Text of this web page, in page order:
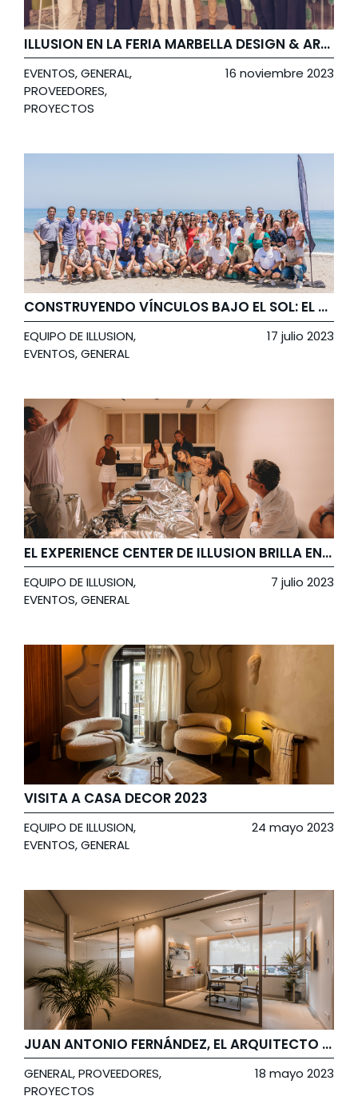
ILLUSION EN LA FERIA MARBELLA DESIGN & ART 2023: PROMOVIENDO SOSTENIBILIDAD Y BIENESTAR EN EL MERCADO DE LUJO
EVENTOS,GENERAL,
PROVEEDORES,
PROYECTOS
16 noviembre 2023
CONSTRUYENDO VÍNCULOS BAJO EL SOL: EL EVENTO DE VERANO DE ILLUSION
EQUIPO DE ILLUSION,
EVENTOS,GENERAL
17 julio 2023
EL EXPERIENCE CENTER DE ILLUSION BRILLA EN TONOS MALVA CON LA PRESENTACIÓN DE DELTA LIGHT
EQUIPO DE ILLUSION,
EVENTOS,GENERAL
7 julio 2023
VISITA A CASA DECOR 2023
EQUIPO DE ILLUSION,
EVENTOS,GENERAL
24 mayo 2023
JUAN ANTONIO FERNÁNDEZ, EL ARQUITECTO DE NUESTRO EXPERIENCE CENTER
GENERAL,PROVEEDORES,
PROYECTOS
18 mayo 2023